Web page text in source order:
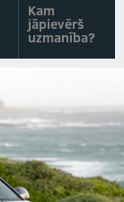
Kam
jāpievērš
uzmanība?